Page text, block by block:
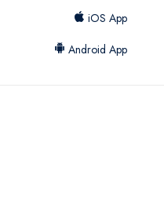
iOS App
Android App